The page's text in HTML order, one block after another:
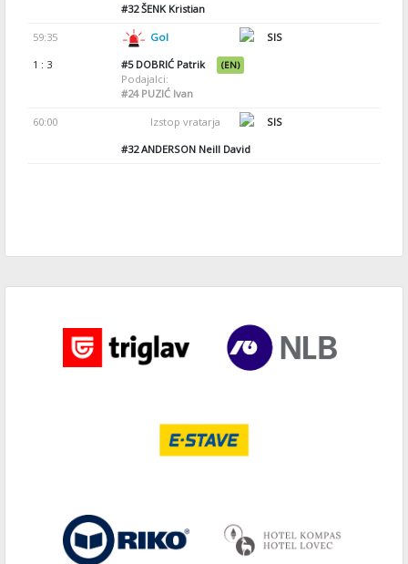
#32ŠENK Kristian
59:35 Gol
SIS
1 : 3
#5DOBRIĆ Patrik (EN)
Podajalci:
#24PUZIĆ Ivan
60:00 Izstop vratarja
SIS
#32ANDERSON Neill David